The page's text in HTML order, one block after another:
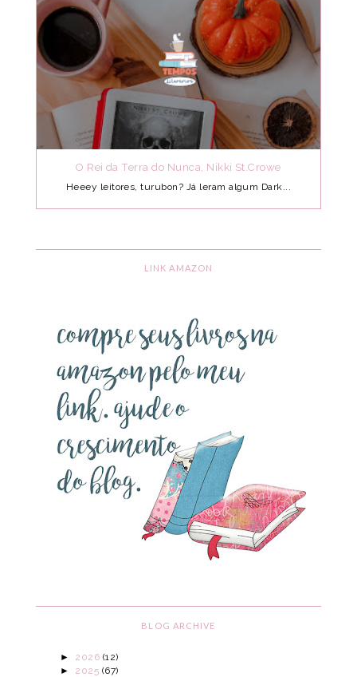
O Rei da Terra do Nunca, Nikki St.Crowe
Heeey leitores, turubon? Já leram algum Dark...
LINK AMAZON
BLOG ARCHIVE
► 2026 (12)
► 2025 (67)